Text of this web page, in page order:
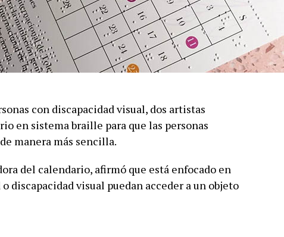
con discapacidad visual, dos artistas
en sistema braille para que las personas
manera más sencilla.
del calendario, afirmó que está enfocado en
discapacidad visual puedan acceder a un objeto